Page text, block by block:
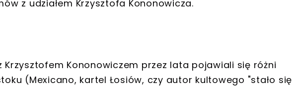
z udziałem Krzysztofa Kononowicza.
Kononowiczem przez lata pojawiali się różni
(Mexicano, kartel Łosiów, czy autor kultowego "stało się